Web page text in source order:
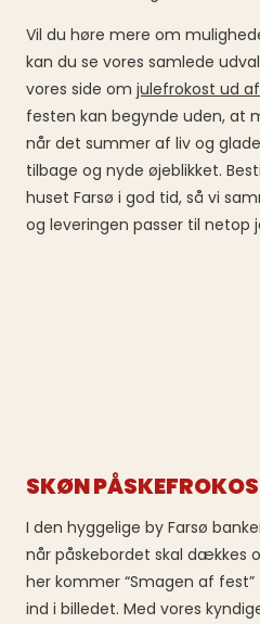
Vil du høre mere om
kan du se vores samlede
vores side om julefrokost ud
festen kan begynde uden, at
når det summer af liv og
tilbage og nyde øjeblikket.
huset Farsø i god tid, så vi
og leveringen passer til netop
SKØN
I den hyggelige by Farsø
når påskebordet skal dækkes
her kommer “Smagen af
ind i billedet. Med vores